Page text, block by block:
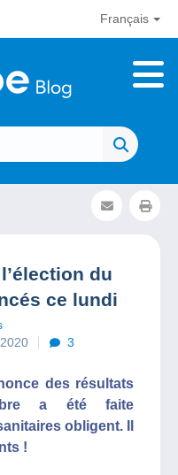
Français
du
ce lundi
3
des résultats
a été faite
obligent. Il
!